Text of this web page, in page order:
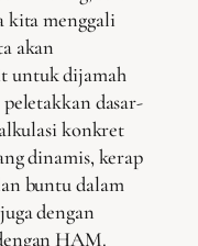
kita menggali
akan
untuk dijamah
dasar-
konkret
dinamis, kerap
buntu dalam
dengan
HAM.